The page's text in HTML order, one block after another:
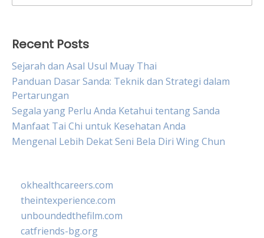
for:
Recent Posts
Sejarah dan Asal Usul Muay Thai
Panduan Dasar Sanda: Teknik dan Strategi dalam
Pertarungan
Segala yang Perlu Anda Ketahui tentang Sanda
Manfaat Tai Chi untuk Kesehatan Anda
Mengenal Lebih Dekat Seni Bela Diri Wing Chun
okhealthcareers.com
theintexperience.com
unboundedthefilm.com
catfriends-bg.org